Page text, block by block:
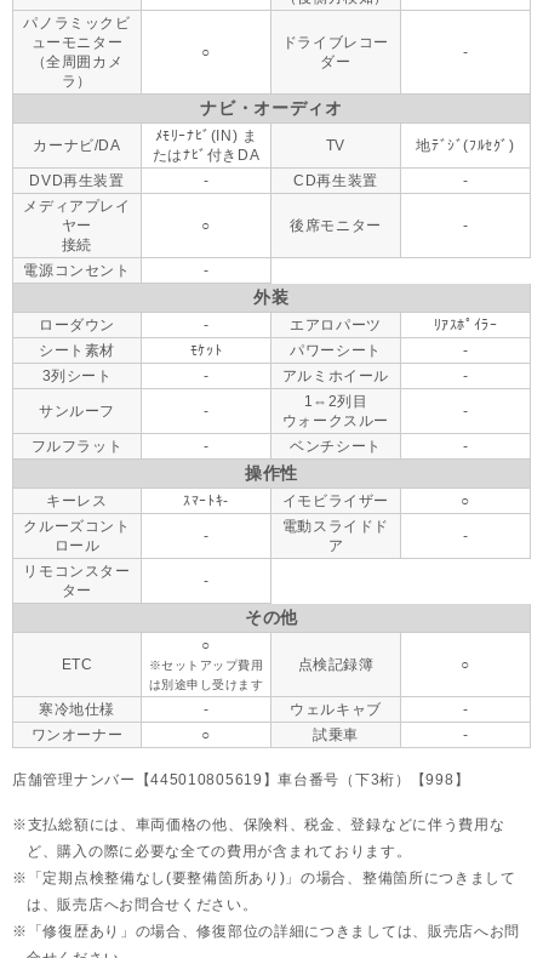
パノラミックビ
ューモニター
（全周囲カメ
ラ）
○
ドライブレコー
ダー
-
ナビ・オーディオ
カーナビ/DA
ﾒﾓﾘｰﾅﾋﾞ(IN) ま
たはﾅﾋﾞ付きDA
TV 地ﾃﾞｼﾞ(ﾌﾙｾｸﾞ)
DVD再生装置 - CD再生装置
-
メディアプレイ
ヤー
接続
○ 後席モニター -
電源コンセント -
外装
ローダウン - エアロパーツ
ﾘｱｽﾎﾟｲﾗｰ
シート素材
ﾓｹｯﾄ パワーシート
-
3列シート
- アルミホイール -
サンルーフ -
1⇔2列目
ウォークスルー
-
フルフラット - ベンチシート -
操作性
キーレス ｽﾏｰﾄｷ- イモビライザー
○
クルーズコント
ロール
-
電動スライドド
ア
-
リモコンスター
ター
-
その他
ETC
○
※セットアップ費用
は別途申し受けます
点検記録簿 ○
寒冷地仕様 - ウェルキャブ
-
ワンオーナー
○ 試乗車 -
店舗管理ナンバー【445010805619】車台番号（下3桁）【998】
支払総額には、車両価格の他、保険料、税金、登録などに伴う費用な
ど、購入の際に必要な全ての費用が含まれております。
「定期点検整備なし(要整備箇所あり)」の場合、整備箇所につきまして
は、販売店へお問合せください。
「修復歴あり」の場合、修復部位の詳細につきましては、販売店へお問